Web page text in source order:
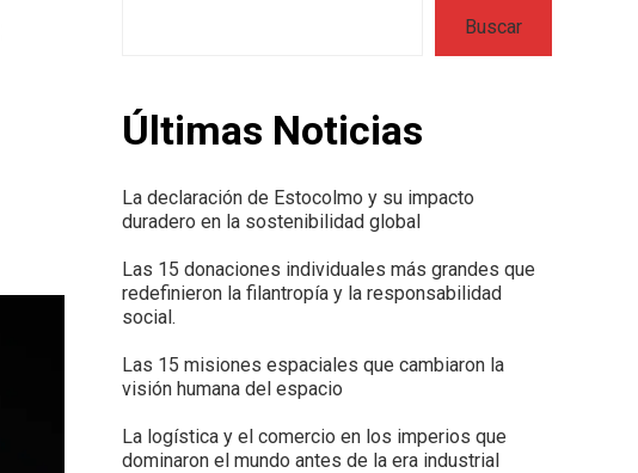
Buscar
Últimas Noticias
La declaración de Estocolmo y su impacto
duradero en la sostenibilidad global
Las 15 donaciones individuales más grandes que
redefinieron la filantropía y la responsabilidad
social.
Las 15 misiones espaciales que cambiaron la
visión humana del espacio
La logística y el comercio en los imperios que
dominaron el mundo antes de la era industrial